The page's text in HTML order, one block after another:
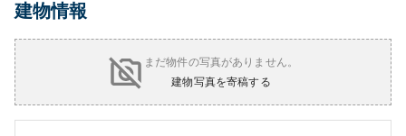
建物情報
まだ物件の写真がありません。
建物写真を寄稿する